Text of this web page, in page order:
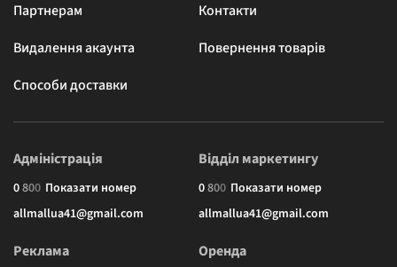
Партнерам
Контакти
Видалення акаунта
Повернення товарів
Способи доставки
Адміністрація
0800 Показати номер
allmallua41@gmail.com
Відділ маркетингу
0800 Показати номер
allmallua41@gmail.com
Реклама Оренда